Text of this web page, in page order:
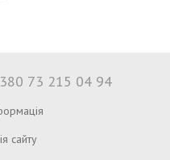
73 215 04 94
сайту